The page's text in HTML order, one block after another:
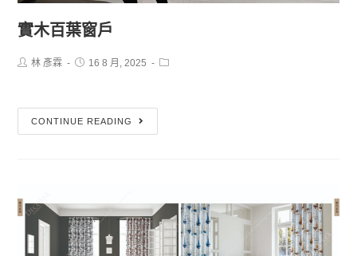
實木百葉窗戶
林 彥霖 16 8 月, 2025
CONTINUE READING